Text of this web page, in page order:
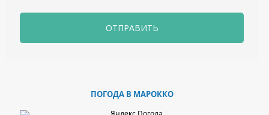
ОТПРАВИТЬ
ПОГОДА В МАРОККО